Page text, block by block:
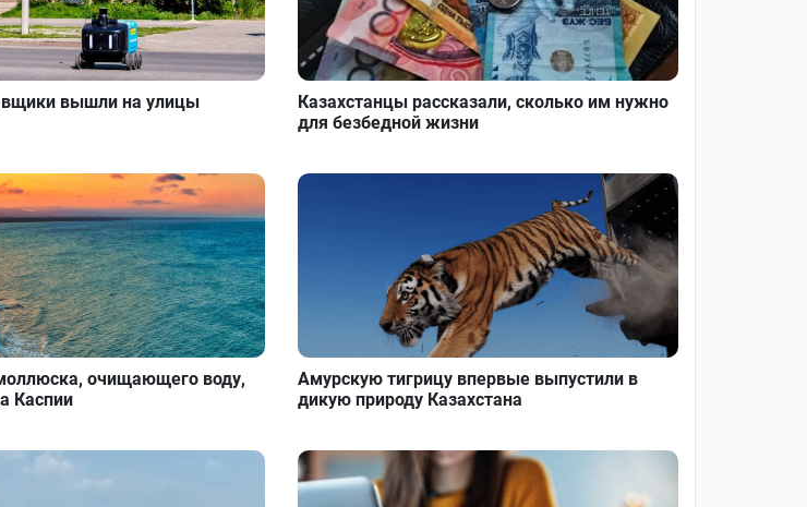
вышли на улицы
Казахстанцы рассказали, сколько им нужно
для безбедной жизни
очищающего воду,
Каспии
Амурскую тигрицу впервые выпустили в
дикую природу Казахстана